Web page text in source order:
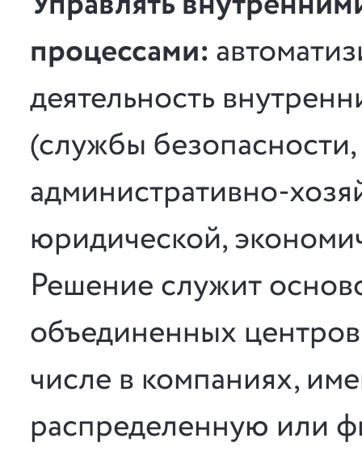
процессами:
деятельность
(службы
административно-
юридической,
Решение служит
объединенных
числе в компаниях,
распределенную или